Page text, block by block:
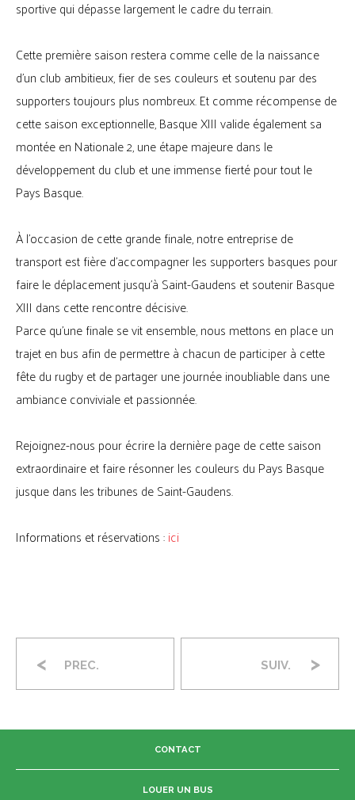
sportive qui dépasse largement le cadre du terrain.
Cette première saison restera comme celle de la naissance
d’un club ambitieux, fier de ses couleurs et soutenu par des
supporters toujours plus nombreux. Et comme récompense de
cette saison exceptionnelle, Basque XIII valide également sa
montée en Nationale 2, une étape majeure dans le
développement du club et une immense fierté pour tout le
Pays Basque.
À l’occasion de cette grande finale, notre entreprise de
transport est fière d’accompagner les supporters basques pour
faire le déplacement jusqu’à Saint-Gaudens et soutenir Basque
XIII dans cette rencontre décisive.
Parce qu’une finale se vit ensemble, nous mettons en place un
trajet en bus afin de permettre à chacun de participer à cette
fête du rugby et de partager une journée inoubliable dans une
ambiance conviviale et passionnée.
Rejoignez-nous pour écrire la dernière page de cette saison
extraordinaire et faire résonner les couleurs du Pays Basque
jusque dans les tribunes de Saint-Gaudens.
Informations et réservations :ici
< PREC. >
SUIV.
CONTACT
LOUER UN BUS